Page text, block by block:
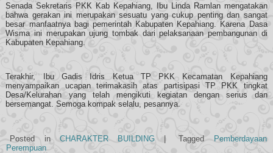
Senada Sekretaris PKK Kab Kepahiang, Ibu Linda Ramlan mengatakan
bahwa gerakan ini merupakan sesuatu yang cukup penting dan sangat
besar manfaatnya bagi pemerintah Kabupaten Kepahiang. Karena Dasa
Wisma ini merupakan ujung tombak dari pelaksanaan pembangunan di
Kabupaten Kepahiang.
Terakhir, Ibu Gadis Idris Ketua TP PKK Kecamatan Kepahiang
menyampaikan ucapan terimakasih atas partisipasi TP PKK tingkat
Desa/Kelurahan yang telah mengikuti kegiatan dengan serius dan
bersemangat. Semoga kompak selalu, pesannya.
Posted in CHARAKTER BUILDING Tagged
Pemberdayaan
Perempuan